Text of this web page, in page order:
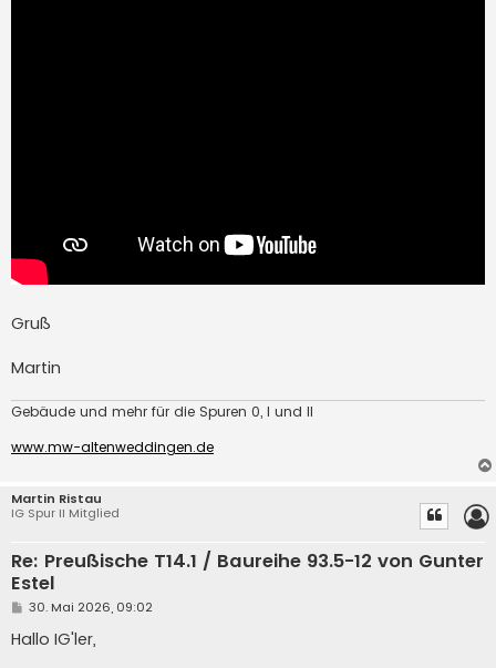
Gruß
Martin
Gebäude und mehr für die Spuren 0, I und II
www.mw-altenweddingen.de
Martin Ristau
IG Spur II Mitglied
Re: Preußische T14.1 / Baureihe 93.5-12 von Gunter
Estel
B
i
t
30. Mai 2026, 09:02
Hallo IG'ler,